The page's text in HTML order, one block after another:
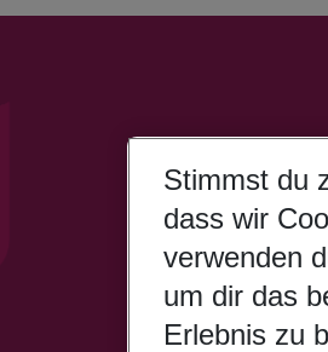
Stimmst du
dass wir
verwenden
um dir das
Erlebnis zu